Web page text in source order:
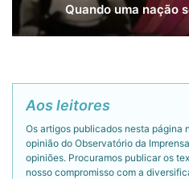
Quando uma nação
Aos leitores
Os artigos publicados nesta página
opinião do Observatório da
opiniões. Procuramos publicar os
nosso compromisso com a